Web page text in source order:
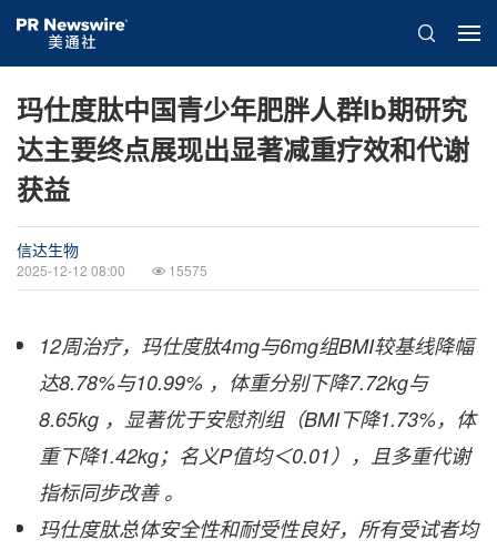
玛仕度肽中国青少年肥胖人群Ib期研究
达主要终点展现出显著减重疗效和代谢
获益
信达生物
2025-12-12 08:00 15575
12周治疗，玛仕度肽4mg与6mg组BMI较基线降幅
达8.78%与10.99% ，体重分别下降7.72kg与
8.65kg ，显著优于安慰剂组（BMI下降1.73%，体
重下降1.42kg；名义P值均＜0.01），且多重代谢
指标同步改善 。
玛仕度肽总体安全性和耐受性良好，所有受试者均